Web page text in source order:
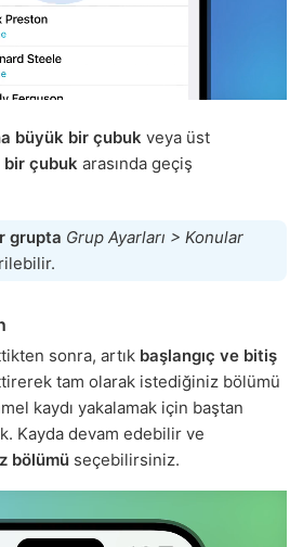
büyük bir çubuk veya üst
bir çubuk arasında geçiş
grupta Grup Ayarları > Konular
sonra, artık başlangıç ve bitiş
tam olarak istediğiniz bölümü
kaydı yakalamak için baştan
Kayda devam edebilir ve
bölümü seçebilirsiniz.